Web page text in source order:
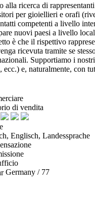
alla ricerca di
per gioiellieri e orafi
competenti a livello
nuovi paesi a livello
è che il rispettivo
ricevuta tramite se
Supportiamo i
ecc.) e, naturalmente, con
di vendita
Englisch, Landessprache
Germany / 77